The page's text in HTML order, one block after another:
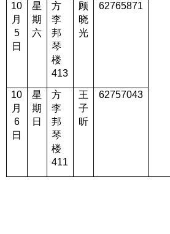
10
月
5
日
星
期
六
方
李
邦
琴
楼
413
顾
晓
光
62765871
10
月
6
日
星
期
日
方
李
邦
琴
楼
411
王
子
昕
62757043